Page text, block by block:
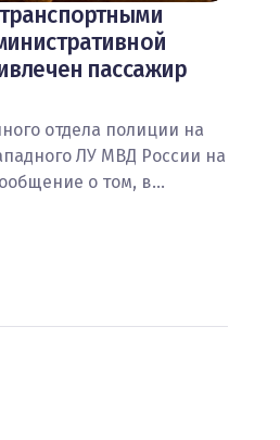
пассажир
отдела полиции на
ЛУ МВД России на
о том, в…